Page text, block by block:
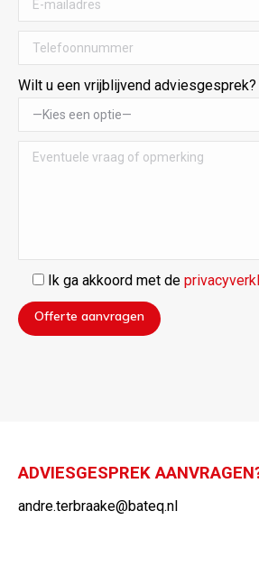
Wilt u een vrijblijvend adviesgesprek?
Ik ga akkoord met de
ADVIESGESPREK
andre.terbraake@bateq.nl